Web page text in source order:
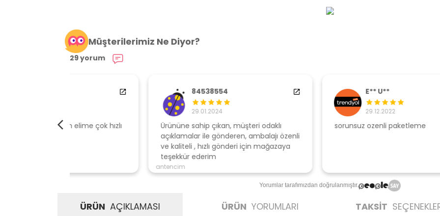
Müşterilerimiz Ne Diyor?
29 yorum
84538554
Ürününe sahip çıkan, müşteri odaklı
açıklamalar ile gönderen, ambalajı özenli
ve kaliteli , hızlı gönderi için mağazaya
E** U**
sorunsuz ozenli paketleme
Yorumlar tarafımızdan doğrulanmıştır.
ÜRÜN AÇIKLAMASI ÜRÜN YORUMLARI TAKSİT